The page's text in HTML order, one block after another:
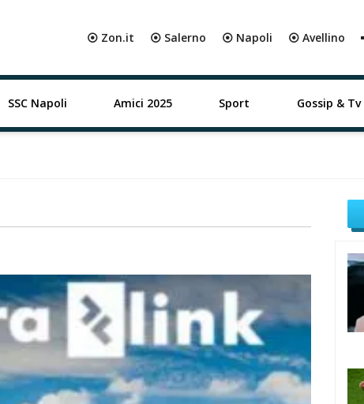
⦿ Zon.it ⦿ Salerno ⦿ Napoli ⦿ Avellino
SSC Napoli Amici 2025 Sport Gossip & Tv